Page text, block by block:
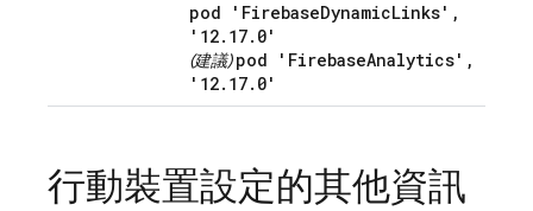
pod 'FirebaseDynamicLinks' ,
'12. 17. 0'
(建議) pod 'FirebaseAnalytics' ,
'12. 17. 0'
行動裝置設定的其他資訊